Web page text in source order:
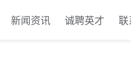
新闻资讯 诚聘英才 联